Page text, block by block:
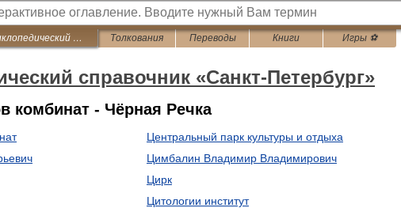
Энциклопедический справочник «Санкт-Петербург» Толкования Переводы Книги Игры ⚽
справочник «Санкт-Петербург»
комбинат - Чёрная Речка
Центральный парк культуры и отдыха
Цимбалин Владимир Владимирович
Цирк
Цитологии институт